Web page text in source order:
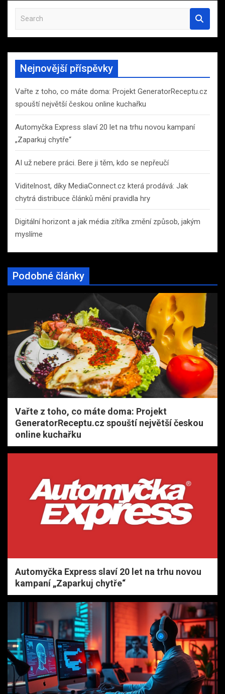
a
r
h
Nejnovější příspěvky
Vařte z toho, co máte doma: Projekt GeneratorReceptu.cz
spouští největší českou online kuchařku
Automyčka Express slaví 20 let na trhu novou kampaní
„Zaparkuj chytře“
AI už nebere práci. Bere ji těm, kdo se nepřeučí
Viditelnost, díky MediaConnect.cz která prodává: Jak
chytrá distribuce článků mění pravidla hry
Digitální horizont a jak média zítřka změní způsob, jakým
myslíme
Podobné články
Vařte z toho, co máte doma: Projekt
GeneratorReceptu.cz spouští největší českou
online kuchařku
Automyčka Express slaví 20 let na trhu novou
kampaní „Zaparkuj chytře“